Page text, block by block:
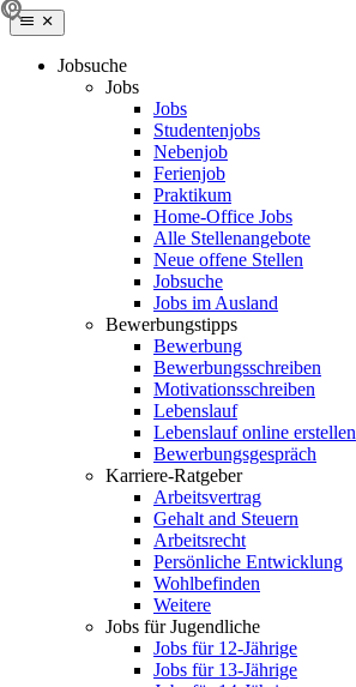
Jobsuche
Jobs
Jobs
Studentenjobs
Nebenjob
Ferienjob
Praktikum
Home-Office Jobs
Alle Stellenangebote
Neue offene Stellen
Jobsuche
Jobs im Ausland
Bewerbungstipps
Bewerbung
Bewerbungsschreiben
Motivationsschreiben
Lebenslauf
Lebenslauf online erstellen
Bewerbungsgespräch
Karriere-Ratgeber
Arbeitsvertrag
Gehalt and Steuern
Arbeitsrecht
Persönliche Entwicklung
Wohlbefinden
Weitere
Jobs für Jugendliche
Jobs für 12-Jährige
Jobs für 13-Jährige